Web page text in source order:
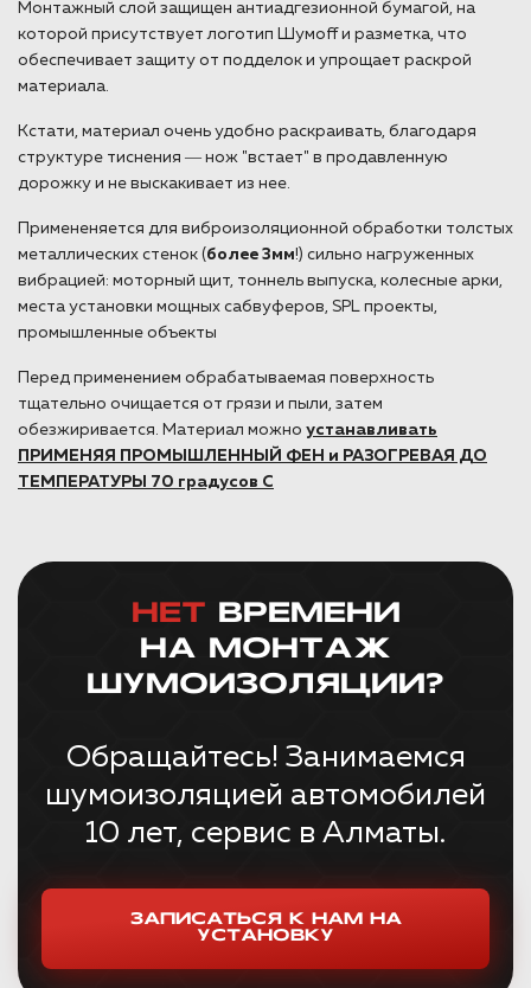
Монтажный слой защищен антиадгезионной бумагой, на
которой присутствует логотип Шумоff и разметка, что
обеспечивает защиту от подделок и упрощает раскрой
материала.
Кстати, материал очень удобно раскраивать, благодаря
структуре тиснения ― нож "встает" в продавленную
дорожку и не выскакивает из нее.
Примененяется для виброизоляционной обработки толстых
металлических стенок (более 3мм!) сильно нагруженных
вибрацией: моторный щит, тоннель выпуска, колесные арки,
места установки мощных сабвуферов, SPL проекты,
промышленные объекты
Перед применением обрабатываемая поверхность
тщательно очищается от грязи и пыли, затем
обезжиривается. Материал можно устанавливать
ПРИМЕНЯЯ ПРОМЫШЛЕННЫЙ ФЕН и РАЗОГРЕВАЯ ДО
ТЕМПЕРАТУРЫ 70 градусов С
НЕТ ВРЕМЕНИ
НА МОНТАЖ
ШУМОИЗОЛЯЦИИ?
Обращайтесь! Занимаемся
шумоизоляцией автомобилей
10 лет, сервис в Алматы.
ЗАПИСАТЬСЯ К НАМ НА
УСТАНОВКУ